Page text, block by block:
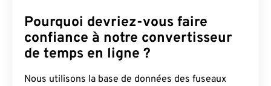
Pourquoi devriez-vous faire
confiance à notre convertisseur
de temps en ligne ?
Nous utilisons la base de données des fuseaux